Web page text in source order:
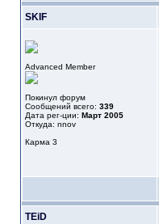
SKIF
Advanced Member
Покинул форум
Сообщений всего: 339
Дата рег-ции: Март 2005
Откуда: nnov
Карма 3
TEiD